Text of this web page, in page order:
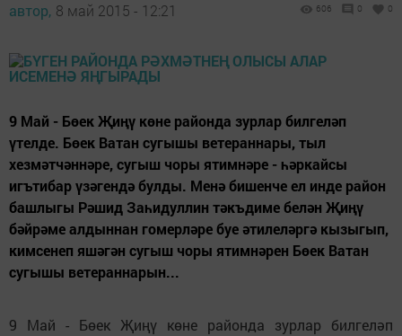
автор, 8 май 2015 - 12:21 606 0 0
9 Май - Бөек Җиңү көне районда зурлар билгеләп
үтелде. Бөек Ватан сугышы ветераннары, тыл
хезмәтчәннәре, сугыш чоры ятимнәре - һәркайсы
игътибар үзәгендә булды. Менә бишенче ел инде район
башлыгы Рәшид Заһидуллин тәкъдиме белән Җиңү
бәйрәме алдыннан гомерләре буе әтилеләргә кызыгып,
кимсенеп яшәгән сугыш чоры ятимнәрен Бөек Ватан
сугышы ветераннарын...
9 Май - Бөек Җиңү көне районда зурлар билгеләп